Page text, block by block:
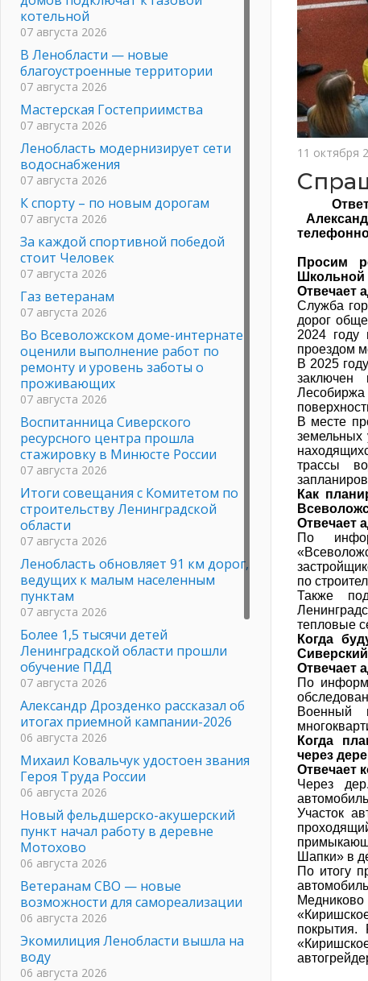
11 октября
Просим
Школьной
Отвечает
Служба
дорог
2024 году
проездом
В 2025
заключен
Лесобиржа
В месте
земельных
трассы
Как
Отвечает
По
по
Также
тепловые
Когда
Сиверский
Отвечает
По
Военный
Когда
через
Отвечает
Через
Участок
Шапки» в
По итогу
котельной
07 августа 2026
В Ленобласти — новые
благоустроенные территории
07 августа 2026
Мастерская Гостеприимства
07 августа 2026
Ленобласть модернизирует сети
водоснабжения
07 августа 2026
К спорту – по новым дорогам
07 августа 2026
За каждой спортивной победой
стоит Человек
07 августа 2026
Газ ветеранам
07 августа 2026
Во Всеволожском доме-интернате
оценили выполнение работ по
ремонту и уровень заботы о
проживающих
07 августа 2026
Воспитанница Сиверского
ресурсного центра прошла
стажировку в Минюсте России
07 августа 2026
Итоги совещания с Комитетом по
строительству Ленинградской
области
07 августа 2026
Ленобласть обновляет 91 км дорог,
ведущих к малым населенным
пунктам
07 августа 2026
Более 1,5 тысячи детей
Ленинградской области прошли
обучение ПДД
07 августа 2026
Александр Дрозденко рассказал об
итогах приемной кампании-2026
06 августа 2026
Михаил Ковальчук удостоен звания
Героя Труда России
06 августа 2026
Новый фельдшерско-акушерский
пункт начал работу в деревне
Мотохово
06 августа 2026
Ветеранам СВО — новые
возможности для самореализации
06 августа 2026
Экомилиция Ленобласти вышла на
воду
06 августа 2026